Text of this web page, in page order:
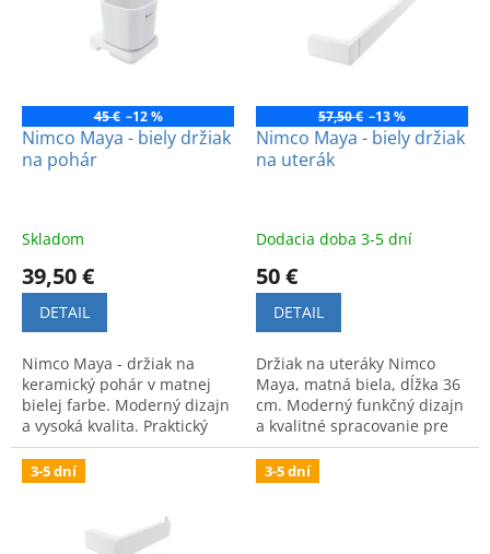
oo
o
45 € –12 %
Nimco Maya - biely držiak
na pohár
Skladom
39,50 €
DETAIL
Nimco Maya - držiak na
keramický pohár v matnej
bielej farbe. Moderný dizajn
a vysoká kvalita. Praktický
kúpeľňový doplnok.
57,50 € –13 %
Nimco Maya - biely držiak
na uterák
Dodacia doba 3-5 dní
50 €
DETAIL
Držiak na uteráky Nimco
Maya, matná biela, dĺžka 36
cm. Moderný funkčný dizajn
a kvalitné spracovanie pre
vašu kúpeľňu.
3-5 dní 3-5 dní